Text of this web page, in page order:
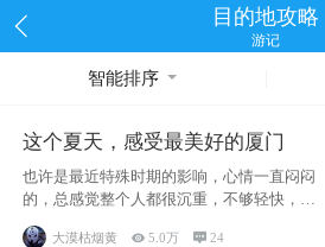
目的地攻略
游记
智能排序
这个夏天，感受最美好的厦门
也许是最近特殊时期的影响，心情一直闷闷
的，总感觉整个人都很沉重，不够轻快，当
然也有可能是疫情影响，许
大漠枯烟黄  5.0万 24